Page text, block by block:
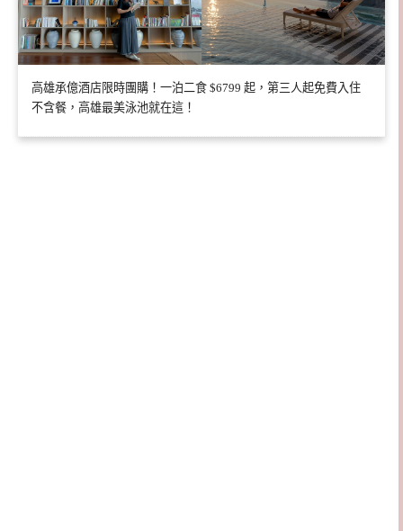
高雄承億酒店限時團購！一泊二食 $6799 起，第三人起免費入住
不含餐，高雄最美泳池就在這！